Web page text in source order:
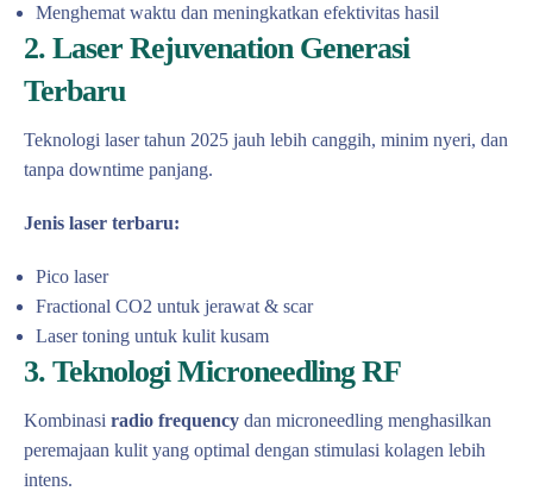
Menghemat waktu dan meningkatkan efektivitas hasil
2. Laser Rejuvenation Generasi
Terbaru
Teknologi laser tahun 2025 jauh lebih canggih, minim nyeri, dan
tanpa downtime panjang.
Jenis laser terbaru:
Pico laser
Fractional CO2 untuk jerawat & scar
Laser toning untuk kulit kusam
3. Teknologi Microneedling RF
Kombinasi radio frequency dan microneedling menghasilkan
peremajaan kulit yang optimal dengan stimulasi kolagen lebih
intens.